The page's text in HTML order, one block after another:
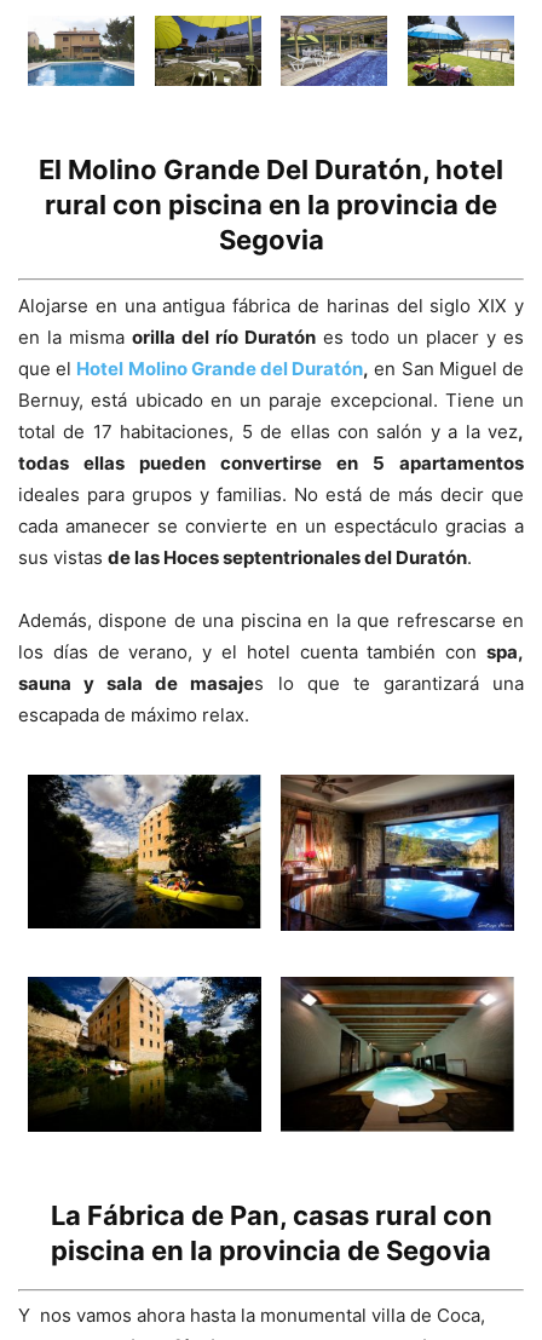
El Molino Grande Del Duratón, hotel
rural con piscina en la provincia de
Segovia
Alojarse en una antigua fábrica de harinas del siglo XIX y
en la misma orilla del río Duratón es todo un placer y es
que el Hotel Molino Grande del Duratón, en San Miguel de
Bernuy, está ubicado en un paraje excepcional. Tiene un
total de 17 habitaciones, 5 de ellas con salón y a la vez,
todas ellas pueden convertirse en 5 apartamentos
ideales para grupos y familias. No está de más decir que
cada amanecer se convierte en un espectáculo gracias a
sus vistas de las Hoces septentrionales del Duratón.
Además, dispone de una piscina en la que refrescarse en
los días de verano, y el hotel cuenta también con spa,
sauna y sala de masajes lo que te garantizará una
escapada de máximo relax.
La Fábrica de Pan, casas rural con
piscina en la provincia de Segovia
Y nos vamos ahora hasta la monumental villa de Coca,